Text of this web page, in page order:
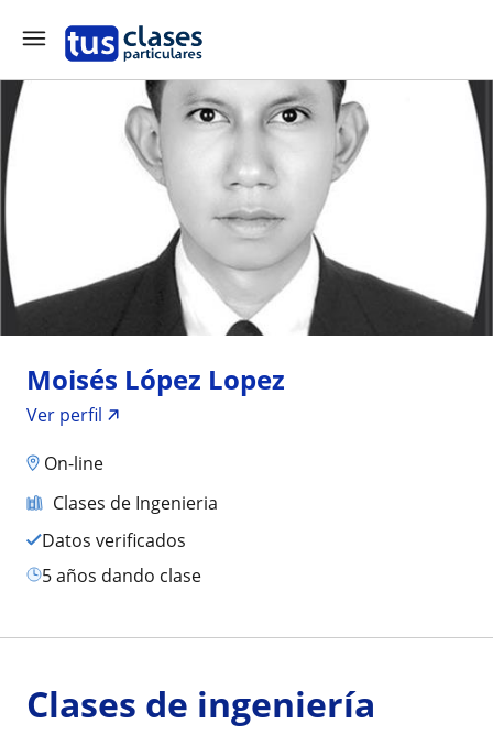
Moisés López Lopez
Ver perfil
On-line
Clases de Ingenieria
Datos verificados
5 años dando clase
Clases de ingeniería